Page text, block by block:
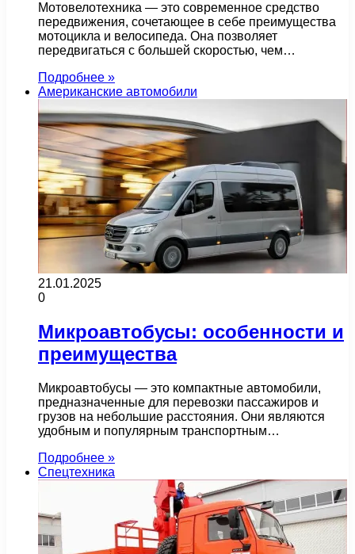
Мотовелотехника — это современное средство
передвижения, сочетающее в себе преимущества
мотоцикла и велосипеда. Она позволяет
передвигаться с большей скоростью, чем…
Подробнее »
Американские автомобили
21.01.2025
0
Микроавтобусы: особенности и
преимущества
Микроавтобусы — это компактные автомобили,
предназначенные для перевозки пассажиров и
грузов на небольшие расстояния. Они являются
удобным и популярным транспортным…
Подробнее »
Спецтехника